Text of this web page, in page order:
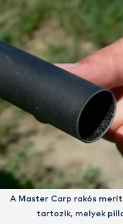
A Master Carp rakós
tartozik, melyek